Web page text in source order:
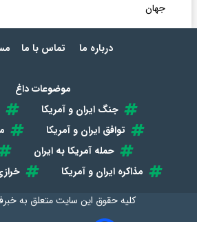
جهان
درباره ما تماس با ما
موضوعات داغ
جنگ ایران و آمریکا
توافق ایران و آمریکا
حمله آمریکا به ایران
مذاکره ایران و آمریکا
کلیه حقوق این سایت متعلق به